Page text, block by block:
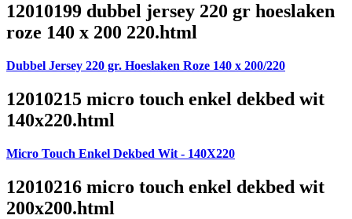
12010199 dubbel jersey 220 gr hoeslaken
roze 140 x 200 220.html
Dubbel Jersey 220 gr. Hoeslaken Roze 140 x 200/220
12010215 micro touch enkel dekbed wit
140x220.html
Micro Touch Enkel Dekbed Wit - 140X220
12010216 micro touch enkel dekbed wit
200x200.html